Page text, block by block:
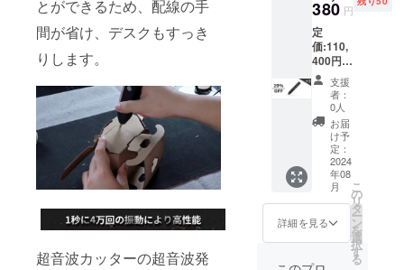
とができるため、配線の手
間が省け、デスクもすっき
りします。
超音波カッターの超音波発
リップ
×4 ・六
角ネジ
×5 ・六
角レン
チ×2 ・
Type-C
to Type-
C給電
ケーブ
ル×2 ・
日本語
取扱説
明書×2
380 円
定
価:110,
400円
（税
込） ※
送料無
料（日
本国内
限定）
内容
物： ・
超音波
カッ
ター×3
・替刃
×120 ・
刃固定
支援
者：
0人
お届
け予
定：
2024
年08
月
詳細を見る
こ
の
リ
タ
ー
ン
を
選
択
す
る